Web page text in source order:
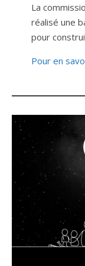
La
réalisé une
pour
Pour en